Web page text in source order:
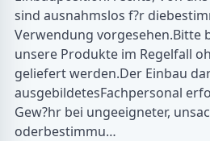
sind ausnahmslos f?r
Verwendung vorgesehen.Bitte
unsere Produkte im Regelfall
geliefert werden.Der Einbau
ausgebildetesFachpersonal
Gew?hr bei ungeeigneter,
oderbestimmu…